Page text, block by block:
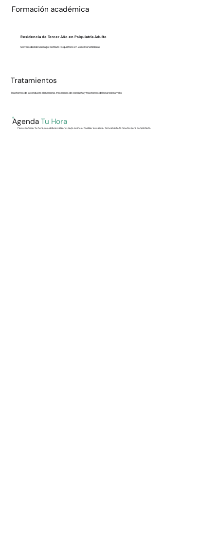
Formación académica
Residencia de Tercer Año en Psiquiatría Adulto
Universidad de Santiago, Instituto Psiquiátrico Dr. José Horwitz Barak
Tratamientos
Trastornos de la conducta alimentaria, trastornos de conducta y trastornos del neurodesarrollo.
Agenda Tu Hora
Para confirmar tu hora, solo debes realizar el pago online al finalizar la reserva. Tienes hasta 15 minutos para completarlo.